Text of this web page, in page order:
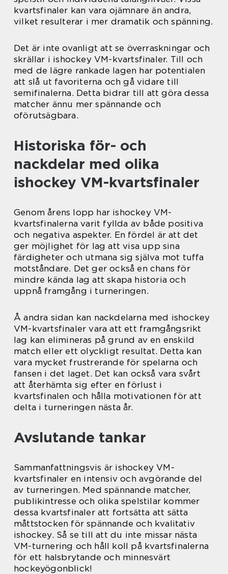
kvartsfinaler kan vara ojämnare än andra,
vilket resulterar i mer dramatik och spänning.
Det är inte ovanligt att se överraskningar och
skrällar i ishockey VM-kvartsfinaler. Till och
med de lägre rankade lagen har potentialen
att slå ut favoriterna och gå vidare till
semifinalerna. Detta bidrar till att göra dessa
matcher ännu mer spännande och
oförutsägbara.
Historiska för- och
nackdelar med olika
ishockey VM-kvartsfinaler
Genom årens lopp har ishockey VM-
kvartsfinalerna varit fyllda av både positiva
och negativa aspekter. En fördel är att det
ger möjlighet för lag att visa upp sina
färdigheter och utmana sig själva mot tuffa
motståndare. Det ger också en chans för
mindre kända lag att skapa historia och
uppnå framgång i turneringen.
Å andra sidan kan nackdelarna med ishockey
VM-kvartsfinaler vara att ett framgångsrikt
lag kan elimineras på grund av en enskild
match eller ett olyckligt resultat. Detta kan
vara mycket frustrerande för spelarna och
fansen i det laget. Det kan också vara svårt
att återhämta sig efter en förlust i
kvartsfinalen och hålla motivationen för att
delta i turneringen nästa år.
Avslutande tankar
Sammanfattningsvis är ishockey VM-
kvartsfinaler en intensiv och avgörande del
av turneringen. Med spännande matcher,
publikintresse och olika spelstilar kommer
dessa kvartsfinaler att fortsätta att sätta
måttstocken för spännande och kvalitativ
ishockey. Så se till att du inte missar nästa
VM-turnering och håll koll på kvartsfinalerna
för ett halsbrytande och minnesvärt
hockeyögonblick!